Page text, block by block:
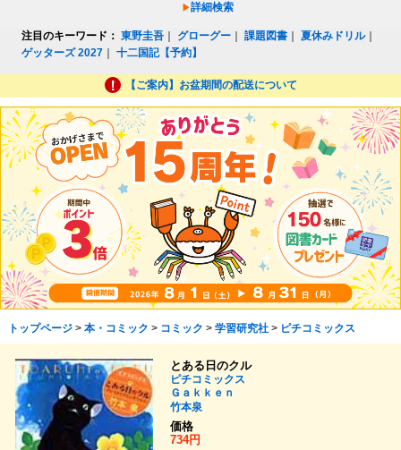
詳細検索
注目のキーワード： 東野圭吾 グローグー ｜課題図書 ｜夏休みドリル｜
ゲッターズ 2027 ｜十二国記【予約】
【ご案内】お盆期間の配送について
トップページ> 本・コミック > コミック > 学習研究社> ピチコミックス
とある日のクル
ピチコミックス
Ｇａｋｋｅｎ
竹本泉
価格
734円